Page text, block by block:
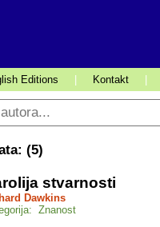
Editions Kontakt
(5)
stvarnosti
Dawkins
Znanost